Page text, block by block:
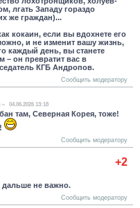
лгать Западу гораздо
же граждан)...
кокаин, если вы вдохнете его
и не изменит вашу жизнь,
каждый день, вы станете
– он превратит вас в
КГБ Андропов.
Сообщить модератору
04.06.2026 13:18
там, Северная Корея, тоже!
Сообщить модератору
+2
дальше не важно.
Сообщить модератору